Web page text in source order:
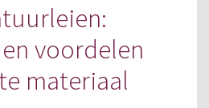
voordelen
materiaal